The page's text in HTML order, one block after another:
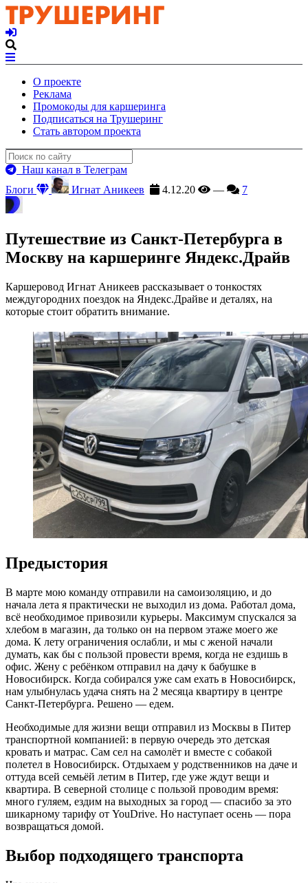
О проекте
Реклама
Промокоды для каршеринга
Подписаться на Трушеринг
Стать автором проекта
Наш канал в Телеграм
Блоги
Игнат Аникеев 4.12.20 — 7
Путешествие из Санкт-Петербурга в
Москву на каршеринге Яндекс.Драйв
Каршеровод Игнат Аникеев рассказывает о тонкостях
междугородних поездок на Яндекс.Драйве и деталях, на
которые стоит обратить внимание.
Предыстория
В марте мою команду отправили на самоизоляцию, и до
начала лета я практически не выходил из дома. Работал дома,
всё необходимое привозили курьеры. Максимум спускался за
хлебом в магазин, да только он на первом этаже моего же
дома. К лету ограничения ослабли, и мы с женой начали
думать, как бы с пользой провести время, когда не ездишь в
офис. Жену с ребёнком отправил на дачу к бабушке в
Новосибирск. Когда собирался уже сам ехать в Новосибирск,
нам улыбнулась удача снять на 2 месяца квартиру в центре
Санкт-Петербурга. Решено — едем.
Необходимые для жизни вещи отправил из Москвы в Питер
транспортной компанией: в первую очередь это детская
кровать и матрас. Сам сел на самолёт и вместе с собакой
полетел в Новосибирск. Отдыхаем у родственников на даче и
оттуда всей семьёй летим в Питер, где уже ждут вещи и
квартира. В северной столице с пользой проводим время:
много гуляем, ездим на выходных за город — спасибо за это
шикарному тарифу от YouDrive. Но наступает осень — пора
возвращаться домой.
Выбор подходящего транспорта